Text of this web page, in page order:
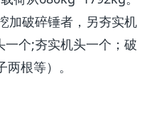
加破碎锤者，另夯实机
个;夯实机头一个；破
根等）。